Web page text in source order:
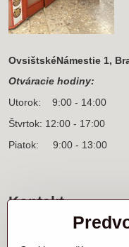
OvsištskéNámestie 1,
Otváracie hodiny:
Utorok: 9:00 - 14:00
Štvrtok: 12:00 - 17:00
Piatok: 9:00 - 13:00
Kontakt
Sídlo firmy a
Ľanová 31